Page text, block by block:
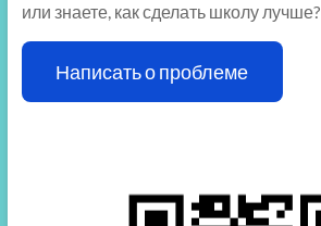
или знаете, как сделать школу лучше?
Написать о проблеме